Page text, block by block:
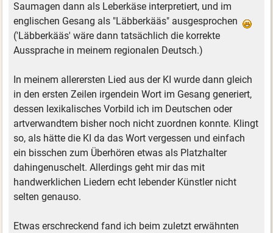
Saumagen dann als Leberkäse interpretiert, und im
englischen Gesang als "Läbberkääs" ausgesprochen
('Läbberkääs' wäre dann tatsächlich die korrekte
Aussprache in meinem regionalen Deutsch.)
In meinem allerersten Lied aus der KI wurde dann gleich
in den ersten Zeilen irgendein Wort im Gesang generiert,
dessen lexikalisches Vorbild ich im Deutschen oder
artverwandtem bisher noch nicht zuordnen konnte. Klingt
so, als hätte die KI da das Wort vergessen und einfach
ein bisschen zum Überhören etwas als Platzhalter
dahingenuschelt. Allerdings geht mir das mit
handwerklichen Liedern echt lebender Künstler nicht
selten genauso.
Etwas erschreckend fand ich beim zuletzt erwähnten